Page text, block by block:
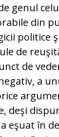
genul
din
politice
de
de
a
deşi
eşuat în